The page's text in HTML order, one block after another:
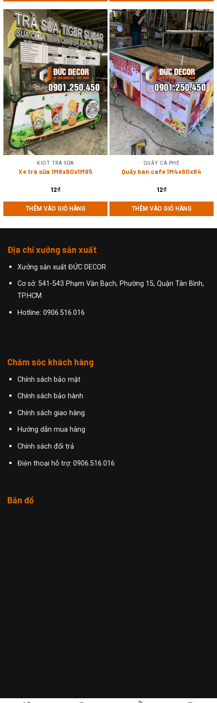
KIOT TRÀ SỮA
Xe trà sữa 1M6x60x1M95
12₫
THÊM VÀO GIỎ HÀNG
QUẦY CÀ PHÊ
Quầy bán cafe 1M4x60x84
12₫
THÊM VÀO GIỎ HÀNG
Địa chỉ xưởng sản xuất
Xưởng sản xuất ĐỨC DECOR
Cơ sở: 541-543 Phạm Văn Bạch, Phường 15, Quận Tân Bình,
TP.HCM
Hotline: 0906.516.016
Chăm sóc khách hàng
Chính sách bảo mật
Chính sách bảo hành
Chính sách giao hàng
Hướng dẫn mua hàng
Chính sách đổi trả
Điện thoại hỗ trợ: 0906.516.016
Bản đồ